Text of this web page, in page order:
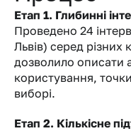
Етап 1. Глибинні
Проведено 24
Львів) серед різних
дозволило описати
користування,
виборі.
Етап 2. Кількісне